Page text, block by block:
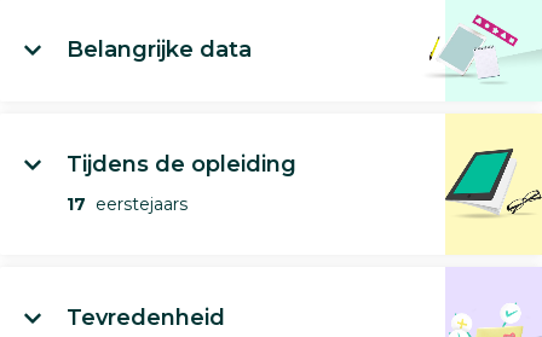
Belangrijke data
Tijdens de opleiding
17 eerstejaars
Tevredenheid